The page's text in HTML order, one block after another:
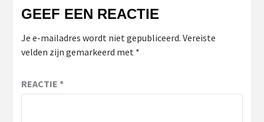
GEEF EEN REACTIE
Je e-mailadres wordt niet gepubliceerd. Vereiste
velden zijn gemarkeerd met *
REACTIE *